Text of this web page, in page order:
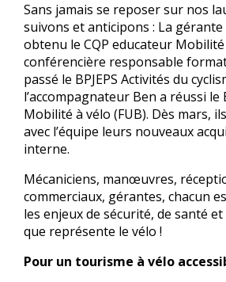
Sans jamais se reposer sur nos
suivons et anticipons : La
obtenu le CQP educateur
conférencière responsable
passé le BPJEPS Activités du
l’accompagnateur Ben a réussi
Mobilité à vélo (FUB). Dès mars,
avec l’équipe leurs nouveaux
interne.
Mécaniciens, manœuvres,
commerciaux, gérantes, chacun
les enjeux de sécurité, de santé
que représente le vélo !
Pour un tourisme à vélo